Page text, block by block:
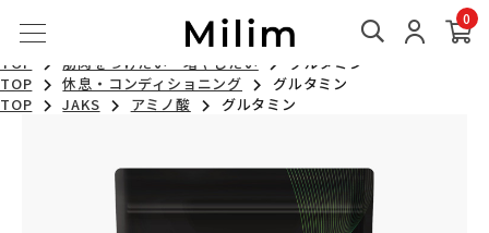
0
TOP
グルタミン
TOP
トレーニング効果を高めたい
グルタミン
TOP
筋肉をつけたい・増やしたい
グルタミン
TOP
休息・コンディショニング
グルタミン
TOP
JAKS アミノ酸 グルタミン